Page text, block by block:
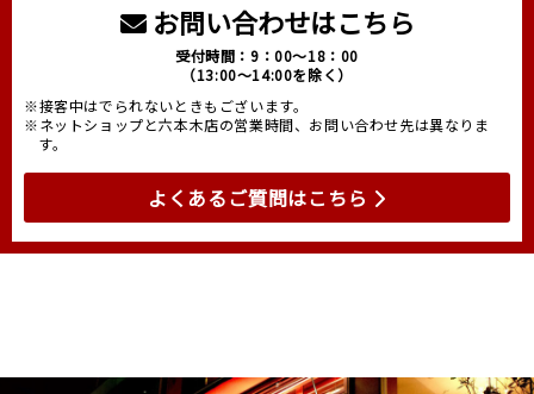
お問い合わせはこちら
受付時間：9：00～18：00
（13:00～14:00を除く）
※接客中はでられないときもございます。
※ネットショップと六本木店の営業時間、お問い合わせ先は異なりま
す。
よくあるご質問はこちら